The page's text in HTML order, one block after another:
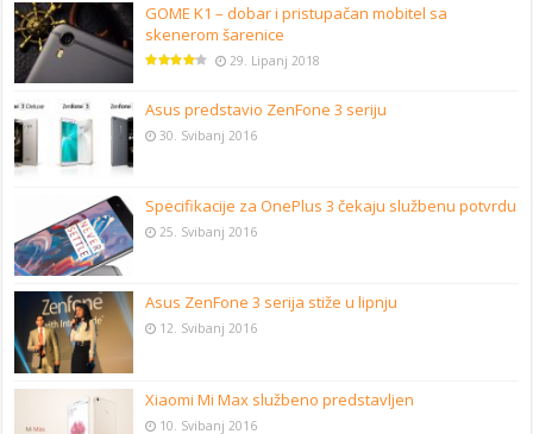
GOME K1 – dobar i pristupačan mobitel sa
skenerom šarenice
29. Lipanj 2018
Asus predstavio ZenFone 3 seriju
30. Svibanj 2016
Specifikacije za OnePlus 3 čekaju službenu potvrdu
25. Svibanj 2016
Asus ZenFone 3 serija stiže u lipnju
12. Svibanj 2016
Xiaomi Mi Max službeno predstavljen
10. Svibanj 2016